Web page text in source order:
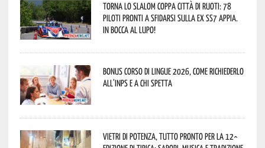
Torna lo Slalom Coppa Città di Ruoti: 78
piloti pronti a sfidarsi sulla ex SS7 Appia.
In bocca al lupo!
Bonus corso di lingue 2026, come richiederlo
all’INPS e a chi spetta
Vietri di Potenza, tutto pronto per la 12^